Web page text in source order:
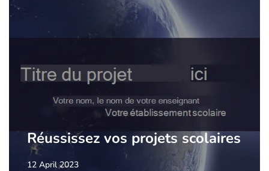
Réussissez vos projets scolaires
12 April 2023